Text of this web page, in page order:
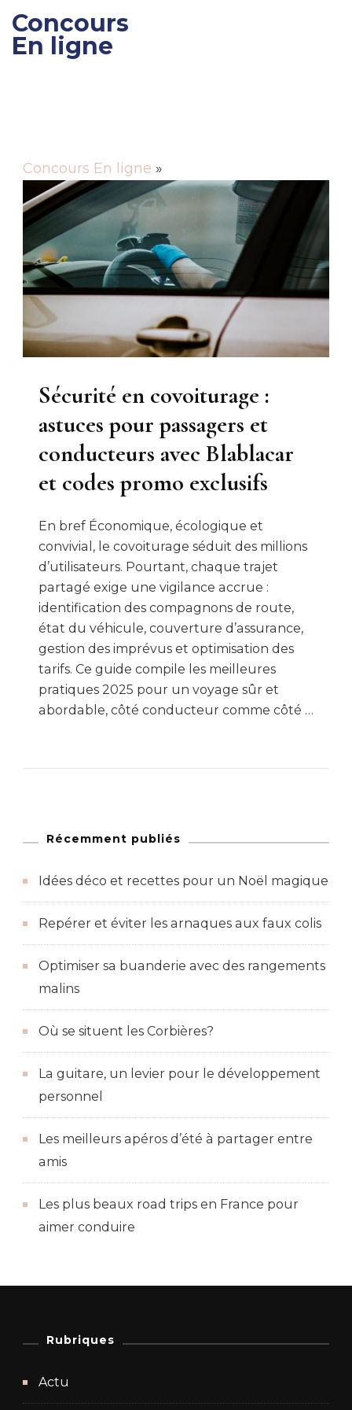
Concours
En ligne
Concours En ligne »
Sécurité en covoiturage :
astuces pour passagers et
conducteurs avec Blablacar
et codes promo exclusifs
En bref Économique, écologique et
convivial, le covoiturage séduit des millions
d’utilisateurs. Pourtant, chaque trajet
partagé exige une vigilance accrue :
identification des compagnons de route,
état du véhicule, couverture d’assurance,
gestion des imprévus et optimisation des
tarifs. Ce guide compile les meilleures
pratiques 2025 pour un voyage sûr et
abordable, côté conducteur comme côté …
Récemment publiés
Idées déco et recettes pour un Noël magique
Repérer et éviter les arnaques aux faux colis
Optimiser sa buanderie avec des rangements
malins
Où se situent les Corbières?
La guitare, un levier pour le développement
personnel
Les meilleurs apéros d’été à partager entre
amis
Les plus beaux road trips en France pour
aimer conduire
Rubriques
Actu